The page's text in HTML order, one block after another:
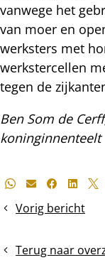
vanwege het
van moer en
werksters met
werkstercellen
tegen de
Ben Som de
koninginnenteelt
Deel
bericht
Whatsapp
E-mailFacebook
X
Vorig bericht
Twee
Terug naar